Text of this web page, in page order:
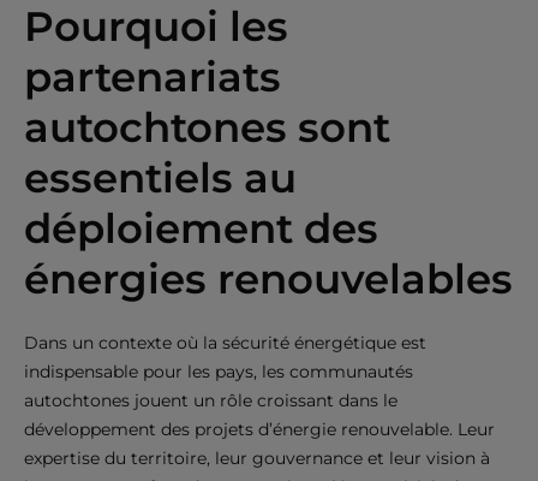
Pourquoi les
partenariats
autochtones sont
essentiels au
déploiement des
énergies renouvelables
Dans un contexte où la sécurité énergétique est
indispensable pour les pays, les communautés
autochtones jouent un rôle croissant dans le
développement des projets d’énergie renouvelable. Leur
expertise du territoire, leur gouvernance et leur vision à